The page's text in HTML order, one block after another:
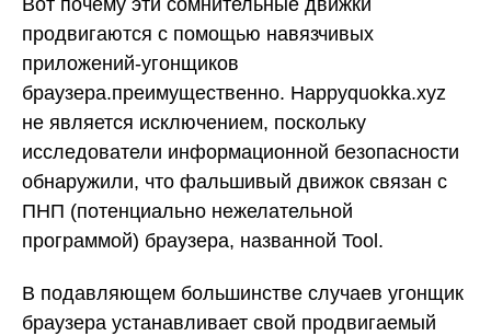
продвигаются с помощью навязчивых
приложений-угонщиков
браузера.преимущественно. Happyquokka.xyz
не является исключением, поскольку
исследователи информационной безопасности
обнаружили, что фальшивый движок связан с
ПНП (потенциально нежелательной
программой) браузера, названной Tool.
В подавляющем большинстве случаев угонщик
браузера устанавливает свой продвигаемый